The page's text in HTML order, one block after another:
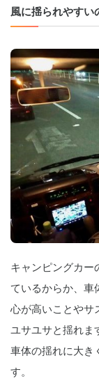
風に揺られやすい
キャンピングカー
ているからか、車
心が高いことやサ
ユサユサと揺れま
車体の揺れに大き
す。